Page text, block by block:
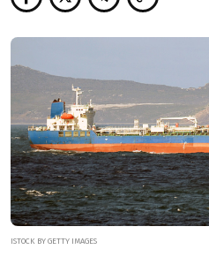
ISTOCK BY GETTY IMAGES